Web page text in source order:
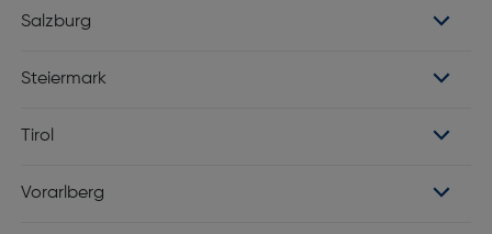
Salzburg
Steiermark
Tirol
Vorarlberg